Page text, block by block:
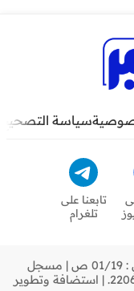
سياسة التصحيح
تابعنا على
تلغرام
أنا الخبر © 2026 | الإيداع القانوني الوطني : 01/19 ص | مسجل
كشركة محدودة المسؤولية (SARL) برقم 22067. | استضافة وتطوير